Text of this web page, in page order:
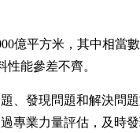
億平方米，其中相當
能參差不齊。
、發現問題和解決問
專業力量評估，及時